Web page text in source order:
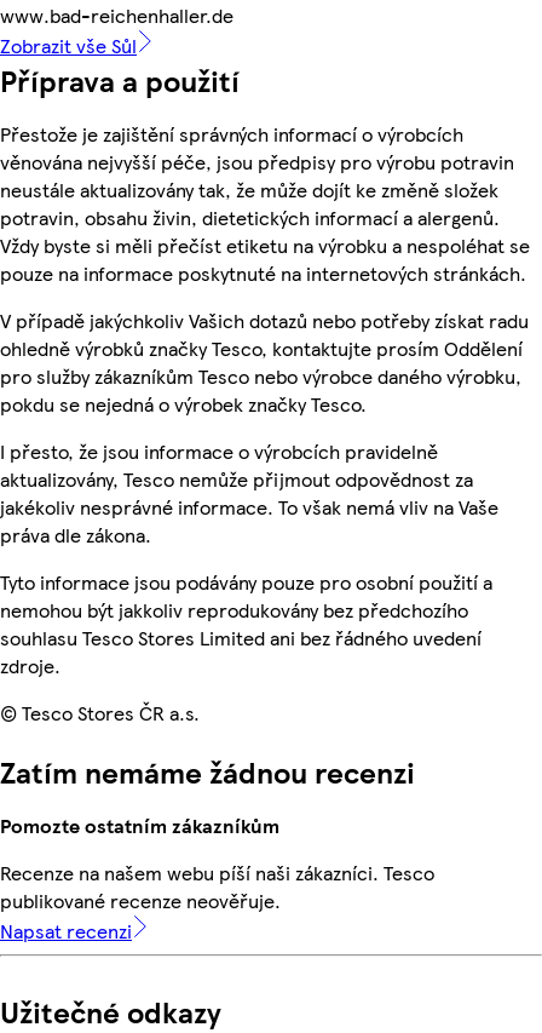
www.bad-reichenhaller.de
Zobrazit vše Sůl
Příprava a použití
Přestože je zajištění správných informací o výrobcích
věnována nejvyšší péče, jsou předpisy pro výrobu potravin
neustále aktualizovány tak, že může dojít ke změně složek
potravin, obsahu živin, dietetických informací a alergenů.
Vždy byste si měli přečíst etiketu na výrobku a nespoléhat se
pouze na informace poskytnuté na internetových stránkách.
V případě jakýchkoliv Vašich dotazů nebo potřeby získat radu
ohledně výrobků značky Tesco, kontaktujte prosím Oddělení
pro služby zákazníkům Tesco nebo výrobce daného výrobku,
pokdu se nejedná o výrobek značky Tesco.
I přesto, že jsou informace o výrobcích pravidelně
aktualizovány, Tesco nemůže přijmout odpovědnost za
jakékoliv nesprávné informace. To však nemá vliv na Vaše
práva dle zákona.
Tyto informace jsou podávány pouze pro osobní použití a
nemohou být jakkoliv reprodukovány bez předchozího
souhlasu Tesco Stores Limited ani bez řádného uvedení
zdroje.
© Tesco Stores ČR a.s.
Zatím nemáme žádnou recenzi
Pomozte ostatním zákazníkům
Recenze na našem webu píší naši zákazníci. Tesco
publikované recenze neověřuje.
Napsat recenzi
Užitečné odkazy